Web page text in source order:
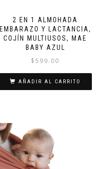
2 EN 1 ALMOHADA
EMBARAZO Y LACTANCIA,
COJÍN MULTIUSOS, MAE
BABY AZUL
$599.00
AÑADIR AL CARRITO